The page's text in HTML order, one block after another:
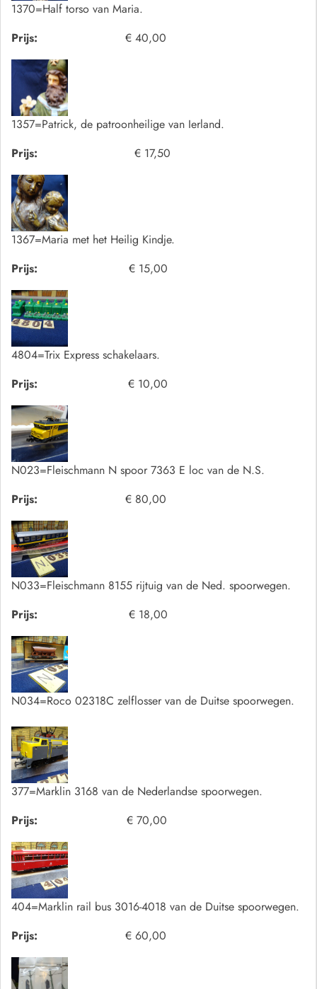
1370=Half torso van Maria.
Prijs:
€ 40,00
1357=Patrick, de patroonheilige van Ierland.
Prijs:
€ 17,50
1367=Maria met het Heilig Kindje.
Prijs:
€ 15,00
4804=Trix Express schakelaars.
Prijs:
€ 10,00
N023=Fleischmann N spoor 7363 E loc van de N.S.
Prijs:
€ 80,00
N033=Fleischmann 8155 rijtuig van de Ned. spoorwegen.
Prijs:
€ 18,00
N034=Roco 02318C zelflosser van de Duitse spoorwegen.
377=Marklin 3168 van de Nederlandse spoorwegen.
Prijs:
€ 70,00
404=Marklin rail bus 3016-4018 van de Duitse spoorwegen.
Prijs:
€ 60,00